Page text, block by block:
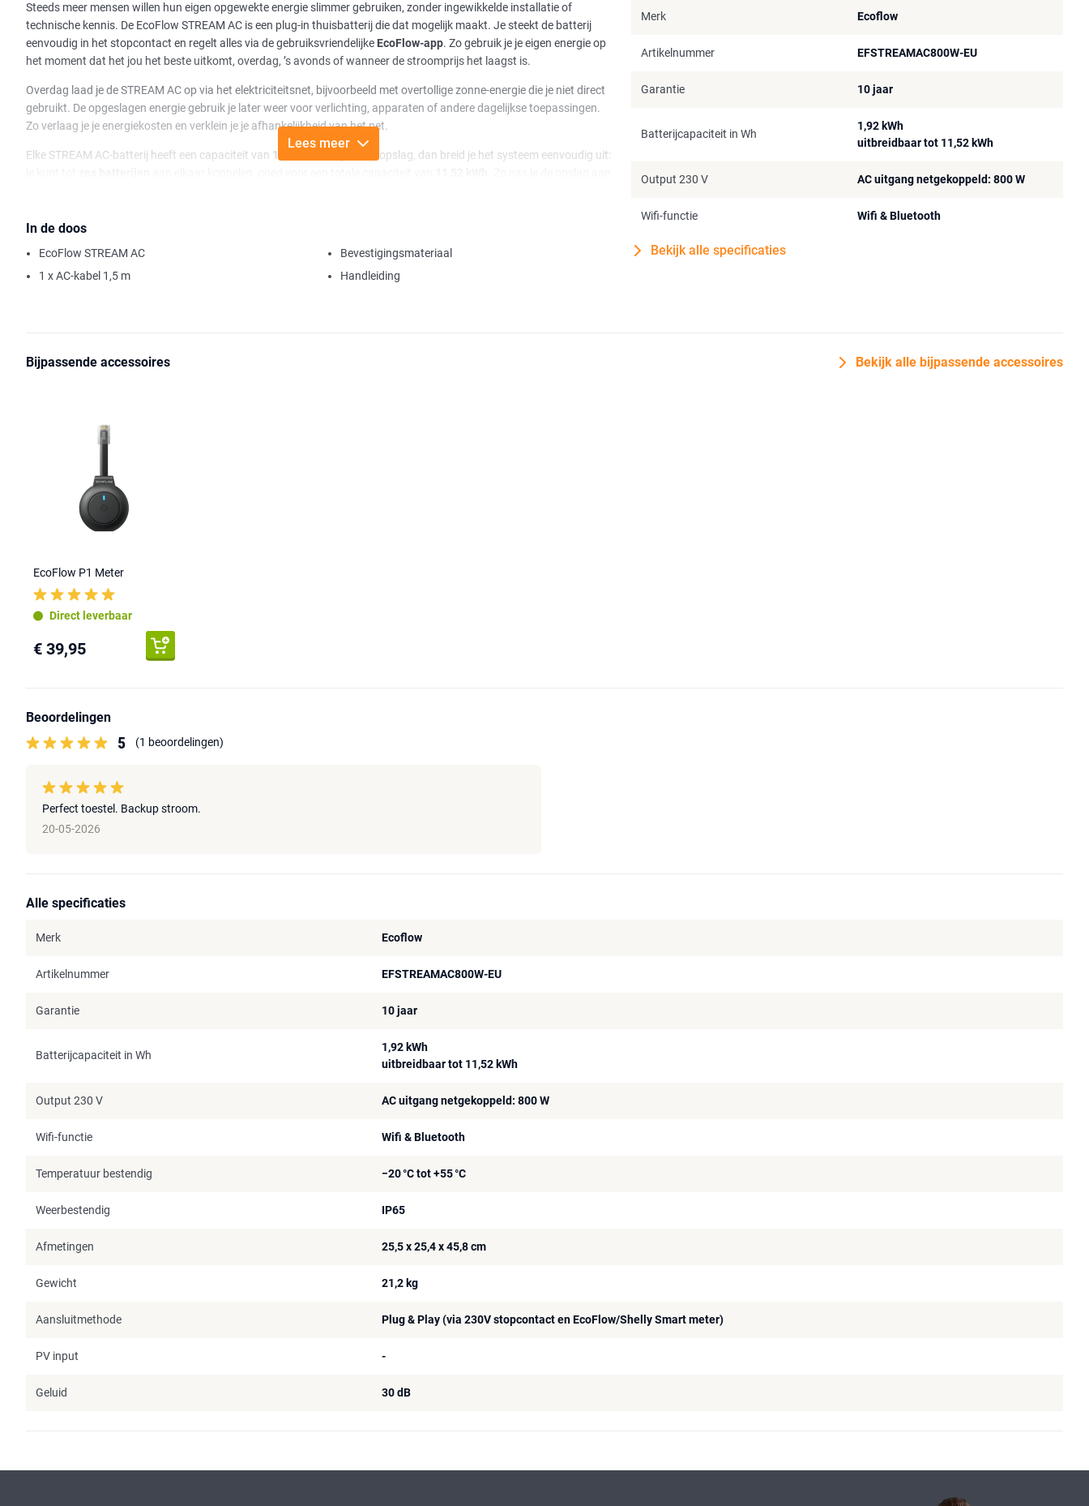
Steeds meer mensen willen hun eigen opgewekte energie slimmer gebruiken, zonder ingewikkelde installatie of
technische kennis. De EcoFlow STREAM AC is een plug-in thuisbatterij die dat mogelijk maakt. Je steekt de batterij
eenvoudig in het stopcontact en regelt alles via de gebruiksvriendelijke EcoFlow-app. Zo gebruik je je eigen energie op
het moment dat het jou het beste uitkomt, overdag, ’s avonds of wanneer de stroomprijs het laagst is.
Overdag laad je de STREAM AC op via het elektriciteitsnet, bijvoorbeeld met overtollige zonne-energie die je niet direct
gebruikt. De opgeslagen energie gebruik je later weer voor verlichting, apparaten of andere dagelijkse toepassingen.
Zo verlaag je je energiekosten en verklein je je afhankelijkheid van het net.
Elke STREAM AC-batterij heeft een capaciteit van 1,92 kWh
. Wil je meer opslag, dan breid je het systeem eenvoudig uit:
De STREAM AC kan tot
leveren. Op deze batterij kunnen geen zonnepanelen rechtstreeks worden aangesloten. Wil je dat wel, kies dan voor
een model uit de STREAM Pro
Lees meer
In de doos
EcoFlow STREAM AC
1 x AC-kabel 1,5 m
Bevestigingsmateriaal
Handleiding
Merk Ecoflow
Artikelnummer EFSTREAMAC800W-EU
Garantie 10 jaar
Batterijcapaciteit in Wh
1,92 kWh
uitbreidbaar tot 11,52 kWh
Output 230 V AC uitgang netgekoppeld: 800 W
Wifi-functie Wifi & Bluetooth
Bekijk alle specificaties
Bijpassende accessoires Bekijk alle bijpassende accessoires
EcoFlow P1 Meter
Direct leverbaar
€ 39,95
Beoordelingen
5 (1 beoordelingen)
Perfect toestel. Backup stroom.
20-05-2026
Alle specificaties
Merk Ecoflow
Artikelnummer EFSTREAMAC800W-EU
Garantie 10 jaar
Batterijcapaciteit in Wh
1,92 kWh
uitbreidbaar tot 11,52 kWh
Output 230 V AC uitgang netgekoppeld: 800 W
Wifi-functie Wifi & Bluetooth
Temperatuur bestendig −20 °C tot +55 °C
Weerbestendig IP65
Afmetingen 25,5 x 25,4 x 45,8 cm
Gewicht 21,2 kg
Aansluitmethode Plug & Play (via 230V stopcontact en EcoFlow/Shelly Smart meter)
PV input -
Geluid 30 dB